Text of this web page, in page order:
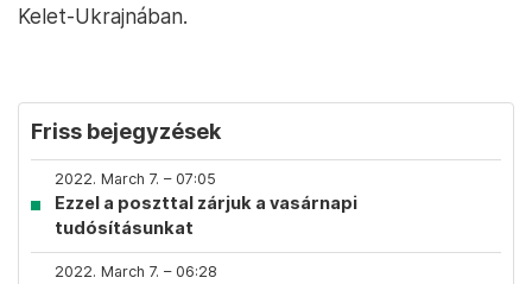
Kelet-Ukrajnában.
Friss bejegyzések
2022. March 7. – 07:05
Ezzel a poszttal zárjuk a vasárnapi
tudósításunkat
2022. March 7. – 06:28